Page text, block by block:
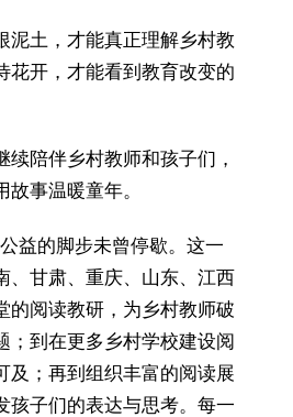
泥土，才能真正理解乡村教
花开，才能看到教育改变的
续陪伴乡村教师和孩子们，
事温暖童年。
益的脚步未曾停歇。这一
、甘肃、重庆、山东、江西
阅读教研，为乡村教师破
；到在更多乡村学校建设阅
及；再到组织丰富的阅读展
孩子们的表达与思考。每一